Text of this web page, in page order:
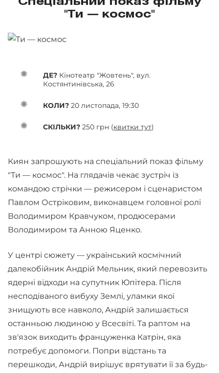
Спеціальний показ фільму
"Ти — космос"
ДЕ? Кінотеатр "Жовтень", вул.
Костянтинівська, 26
КОЛИ? 20 листопада, 19:30
СКІЛЬКИ? 250 грн (квитки тут)
Киян запрошують на спеціальний показ фільму
"Ти — космос". На глядачів чекає зустріч із
командою стрічки — режисером і сценаристом
Павлом Остріковим, виконавцем головної ролі
Володимиром Кравчуком, продюсерами
Володимиром та Анною Яценко.
У центрі сюжету — український космічний
далекобійник Андрій Мельник, який перевозить
ядерні відходи на супутник Юпітера. Після
несподіваного вибуху Землі, уламки якої
знищують все навколо, Андрій залишається
останньою людиною у Всесвіті. Та раптом на
зв'язок виходить француженка Катрін, яка
потребує допомоги. Попри відстань та
перешкоди, Андрій вирішує врятувати її за будь-